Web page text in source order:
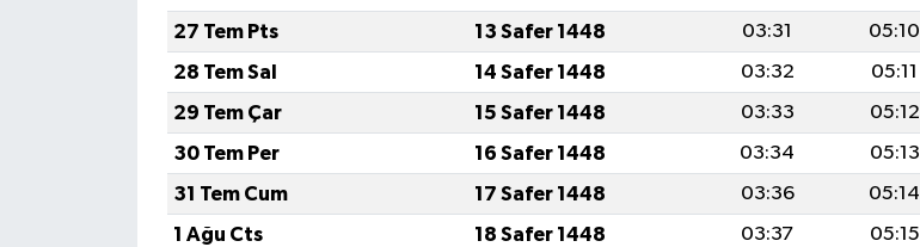
27 Tem Pts
13 Safer 1448 03:31 05:10
28 Tem Sal
14 Safer 1448 03:32 05:11
29 Tem Çar
15 Safer 1448 03:33 05:12
30 Tem Per
16 Safer 1448 03:34 05:13
31 Tem Cum
17 Safer 1448 03:36 05:14
1 Ağu Cts
18 Safer 1448 03:37 05:15